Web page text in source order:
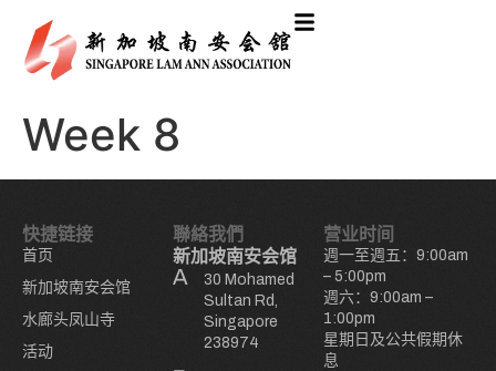
Week 8
快捷链接
首页
新加坡南安会馆
水廊头凤山寺
活动
聯絡我們
新加坡南安会馆
30 Mohamed
Sultan Rd,
Singapore
238974
营业时间
週一至週五：9:00am
– 5:00pm
週六：9:00am –
1:00pm
星期日及公共假期休
息